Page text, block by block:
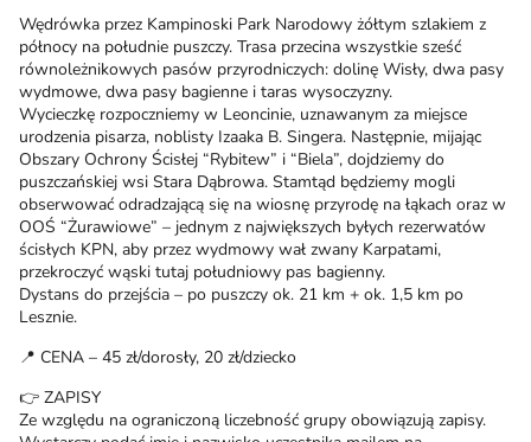
Wędrówka przez Kampinoski Park Narodowy żółtym szlakiem z
północy na południe puszczy. Trasa przecina wszystkie sześć
równoleżnikowych pasów przyrodniczych: dolinę Wisły, dwa pasy
wydmowe, dwa pasy bagienne i taras wysoczyzny.
Wycieczkę rozpoczniemy w Leoncinie, uznawanym za miejsce
urodzenia pisarza, noblisty Izaaka B. Singera. Następnie, mijając
Obszary Ochrony Ścisłej “Rybitew” i “Biela”, dojdziemy do
puszczańskiej wsi Stara Dąbrowa. Stamtąd będziemy mogli
obserwować odradzającą się na wiosnę przyrodę na łąkach oraz w
OOŚ “Żurawiowe” – jednym z największych byłych rezerwatów
ścisłych KPN, aby przez wydmowy wał zwany Karpatami,
przekroczyć wąski tutaj południowy pas bagienny.
Dystans do przejścia – po puszczy ok. 21 km + ok. 1,5 km po
Lesznie.
📍 CENA – 45 zł/dorosły, 20 zł/dziecko
👉 ZAPISY
Ze względu na ograniczoną liczebność grupy obowiązują zapisy.